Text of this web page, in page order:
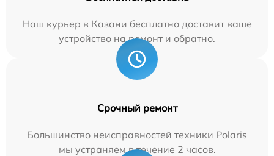
Наш курьер в Казани бесплатно доставит ваше
устройство на ремонт и обратно.
Срочный ремонт
Большинство неисправностей техники Polaris
мы устраняем в течение 2 часов.